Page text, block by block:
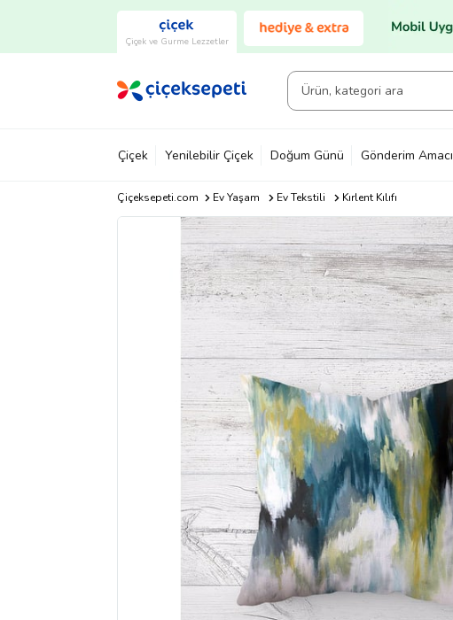
Çiçek ve Gurme Lezzetler
Çiçek Yenilebilir Çiçek Doğum Günü Gönderim Amacı
Çiçeksepeti.com Ev Yaşam Ev Tekstili Kırlent Kılıfı